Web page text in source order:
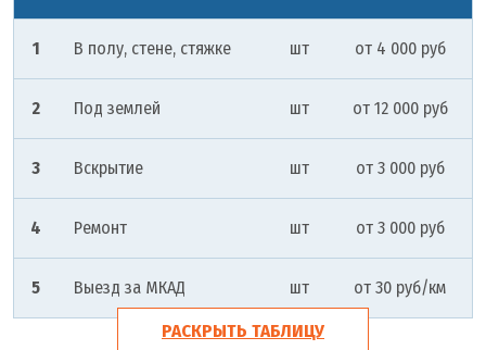
1 В полу, стене, стяжке шт от 4 000 руб
2 Под землей шт от 12 000 руб
3 Вскрытие шт от 3 000 руб
4 Ремонт шт от 3 000 руб
5 Выезд за МКАД шт от 30 руб/км
РАСКРЫТЬ ТАБЛИЦУ